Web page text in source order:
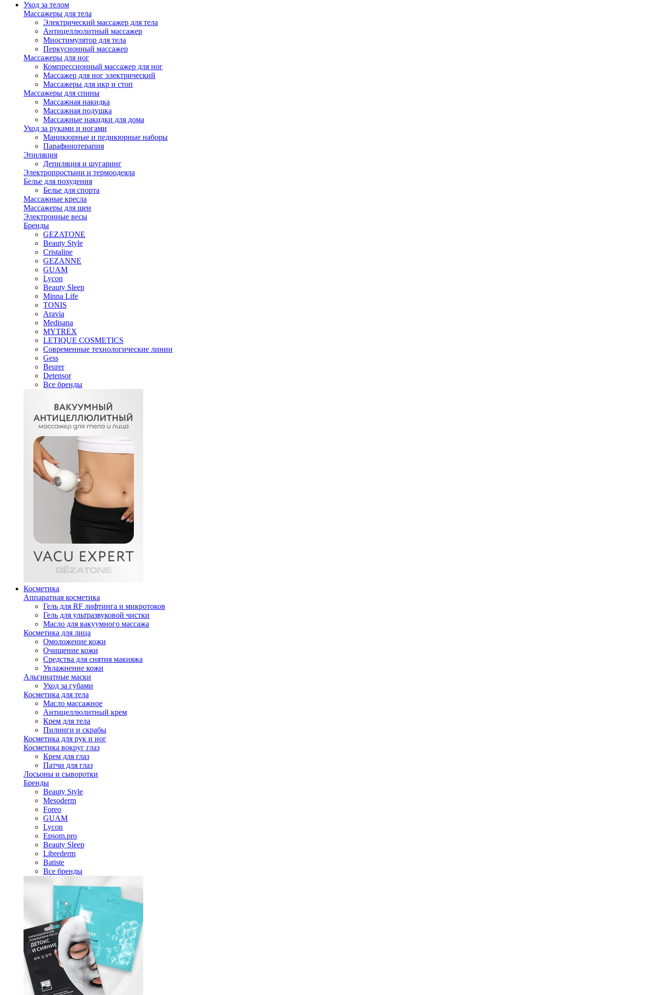
Уход за телом
Массажеры для тела
Электрический массажер для тела
Антицеллюлитный массажер
Миостимулятор для тела
Перкусионный массажер
Массажеры для ног
Компрессионный массажер для ног
Массажер для ног электрический
Массажеры для икр и стоп
Массажеры для спины
Массажная накидка
Массажная подушка
Массажные накидки для дома
Уход за руками и ногами
Маникюрные и педикюрные наборы
Парафинотерапия
Эпиляция
Депиляция и шугаринг
Электропростыни и термоодеяла
Белье для похудения
Белье для спорта
Массажные кресла
Массажеры для шеи
Электронные весы
Бренды
GEZATONE
Beauty Style
Cristaline
GEZANNE
GUAM
Lycon
Beauty Sleep
Minna Life
TONIS
Aravia
Medisana
MYTREX
LETIQUE COSMETICS
Современные технологические линии
Gess
Beurer
Detensor
Все бренды
Косметика
Аппаратная косметика
Гель для RF лифтинга и микротоков
Гель для ультразвуковой чистки
Масло для вакуумного массажа
Косметика для лица
Омоложение кожи
Очищение кожи
Средства для снятия макияжа
Увлажнение кожи
Альгинатные маски
Уход за губами
Косметика для тела
Масло массажное
Антицеллюлитный крем
Крем для тела
Пилинги и скрабы
Косметика для рук и ног
Косметика вокруг глаз
Крем для глаз
Патчи для глаз
Лосьоны и сыворотки
Бренды
Beauty Style
Mesoderm
Foreo
GUAM
Lycon
Epsom.pro
Beauty Sleep
Librederm
Batiste
Все бренды